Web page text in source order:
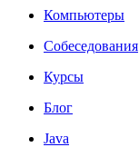
Компьютеры
Собеседования
Курсы
Блог
Java